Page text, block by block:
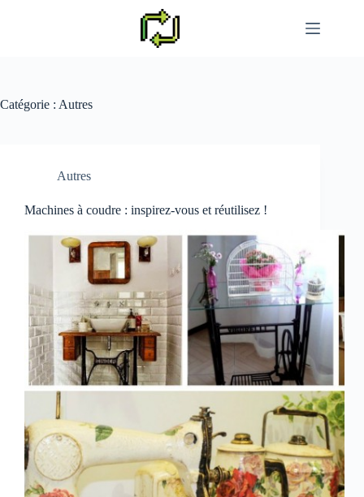
Catégorie : Autres
Autres
Machines à coudre : inspirez-vous et réutilisez !